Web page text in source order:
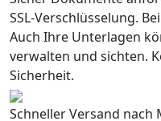
SSL-Verschlüsselung.
Auch Ihre Unterlagen
verwalten und sichten.
Sicherheit.
Schneller Versand